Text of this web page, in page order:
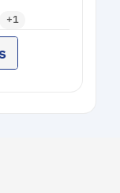
+1